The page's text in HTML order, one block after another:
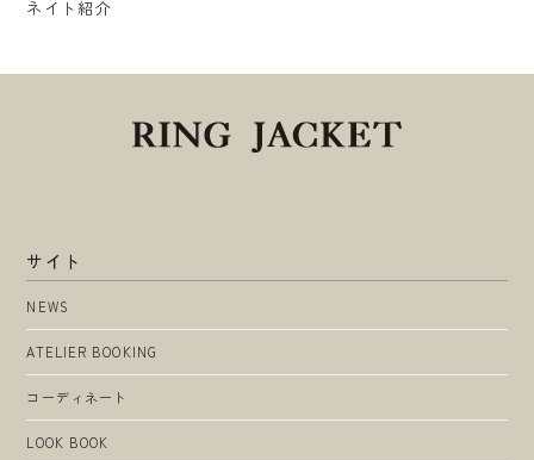
ネイト紹介
サイト
NEWS
ATELIER BOOKING
コーディネート
LOOK BOOK